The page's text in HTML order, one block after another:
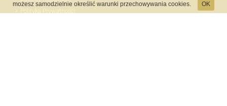
możesz samodzielnie określić warunki przechowywania cookies.
OK